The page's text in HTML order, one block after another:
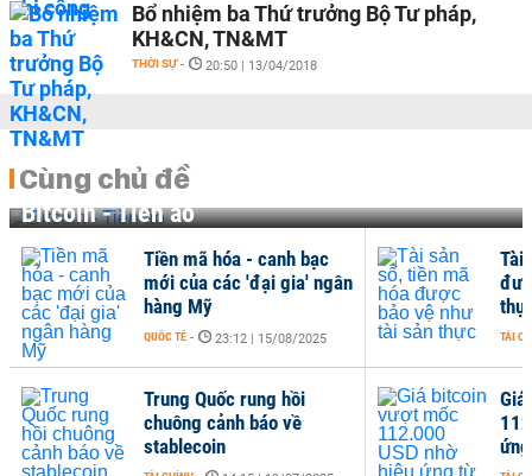
Bổ nhiệm ba Thứ trưởng Bộ Tư pháp,
KH&CN, TN&MT
THỜI SỰ - 20:50 | 13/04/2018
Cùng chủ đề
Bitcoin - Tiền ảo
Tiền mã hóa - canh bạc
mới của các 'đại gia' ngân
hàng Mỹ
QUỐC TẾ - 23:12 | 15/08/2025
Trung Quốc rung hồi
chuông cảnh báo về
stablecoin
Tài
TÀI